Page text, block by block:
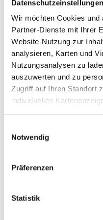
Datenschutzeinstellungen
Wir möchten Cookies und
Partner-Dienste mit Ihrer
Website-Nutzung zur
analysieren, Karten und
Nutzungsanalysen zu
auszuwerten und zu
Zugriff auf Ihren Standort
individuellen
unsere Partner Daten wie
verarbeiten diese
Websites. Die Partner
zum Website-Besuch
kann die
nicht ausgeschlossen
Notwendig
Präferenzen
Statistik
01.12.2023
Zum
von 31.10. bis 12.11.
statt.